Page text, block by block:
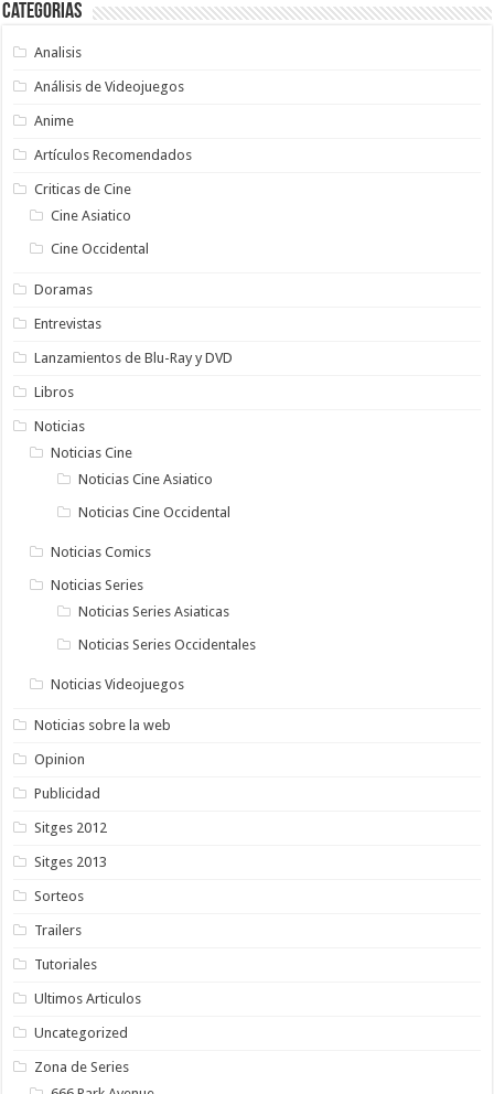
Categorias
Analisis
Análisis de Videojuegos
Anime
Artículos Recomendados
Criticas de Cine
Cine Asiatico
Cine Occidental
Doramas
Entrevistas
Lanzamientos de Blu-Ray y DVD
Libros
Noticias
Noticias Cine
Noticias Cine Asiatico
Noticias Cine Occidental
Noticias Comics
Noticias Series
Noticias Series Asiaticas
Noticias Series Occidentales
Noticias Videojuegos
Noticias sobre la web
Opinion
Publicidad
Sitges 2012
Sitges 2013
Sorteos
Trailers
Tutoriales
Ultimos Articulos
Uncategorized
Zona de Series